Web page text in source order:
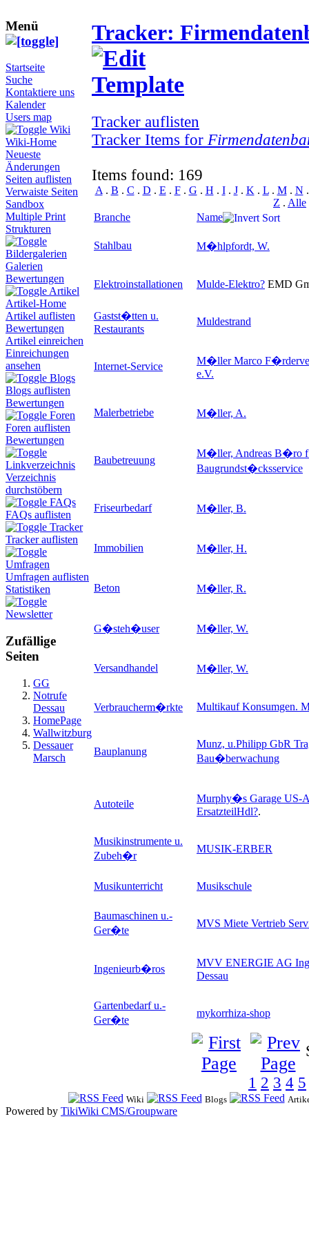
Menü
Startseite
Suche
Kontaktiere uns
Kalender
Users map
Wiki
Wiki-Home
Neueste
Änderungen
Seiten auflisten
Verwaiste Seiten
Sandbox
Multiple Print
Strukturen
Bildergalerien
Galerien
Bewertungen
Artikel
Artikel-Home
Artikel auflisten
Bewertungen
Artikel einreichen
Einreichungen
ansehen
Blogs
Blogs auflisten
Bewertungen
Foren
Foren auflisten
Bewertungen
Linkverzeichnis
Verzeichnis
durchstöbern
FAQs
FAQs auflisten
Tracker
Tracker auflisten
Umfragen
Umfragen auflisten
Statistiken
Newsletter
Zufällige
Seiten
GG
Notrufe
Dessau
HomePage
Wallwitzburg
Dessauer
Marsch
Tracker:
Tracker auflisten
Tracker Items for
Items found: 169
A . B . C . D . E . F. G . H . I. J. K . L. M. N
Z . Alle
Branche
Name
Stahlbau M�hlpfordt, W.
Elektroinstallationen Mulde-Elektro? EMD
Gastst�tten u.
Restaurants
Muldestrand
Internet-Service
M�ller Marco
e.V.
Malerbetriebe M�ller, A.
Baubetreuung
M�ller, Andreas B�ro
Baugrundst�cksservice
Friseurbedarf M�ller, B.
Immobilien M�ller, H.
Beton M�ller, R.
G�steh�user M�ller, W.
Versandhandel M�ller, W.
Verbraucherm�rkte Multikauf Konsumgen.
Bauplanung
Munz, u.Philipp GbR
Bau�berwachung
Autoteile
Murphy�s Garage US-
ErsatzteilHdl?.
Musikinstrumente u.
Zubeh�r
MUSIK-ERBER
Musikunterricht Musikschule
Baumaschinen u.-
Ger�te
MVS Miete Vertrieb
Ingenieurb�ros
MVV ENERGIE AG
Dessau
Gartenbedarf u.-
Ger�te
mykorrhiza-shop
1 2 3 4 5
Wiki Blogs
Powered by TikiWiki CMS/Groupware